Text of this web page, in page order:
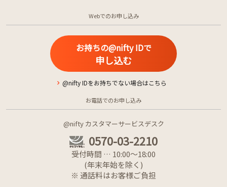
Webでのお申し込み
お持ちの@nifty IDで
申し込む
@nifty IDをお持ちでない場合はこちら
お電話でのお申し込み
@nifty カスタマーサービスデスク
0570-03-2210
受付時間 … 10:00～18:00
(年末年始を除く)
※ 通話料はお客様ご負担